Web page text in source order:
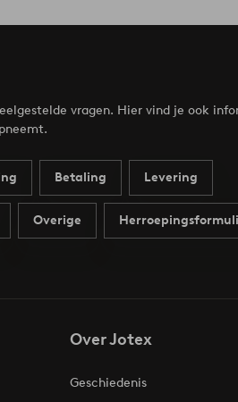
vragen. Hier vind je ook
Betaling Levering
Overige
Over Jotex
Geschiedenis